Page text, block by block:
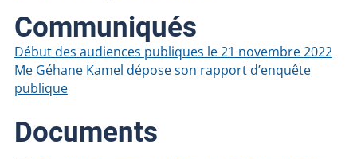
Communiqués
Début des audiences publiques le 21 novembre 2022
Me Géhane Kamel dépose son rapport d’enquête
publique
Documents